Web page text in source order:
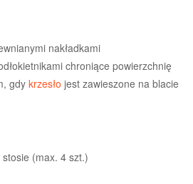
nakładkami
chroniące powierzchnię
gdy krzesło jest zawieszone na blacie
stosie (max. 4 szt.)